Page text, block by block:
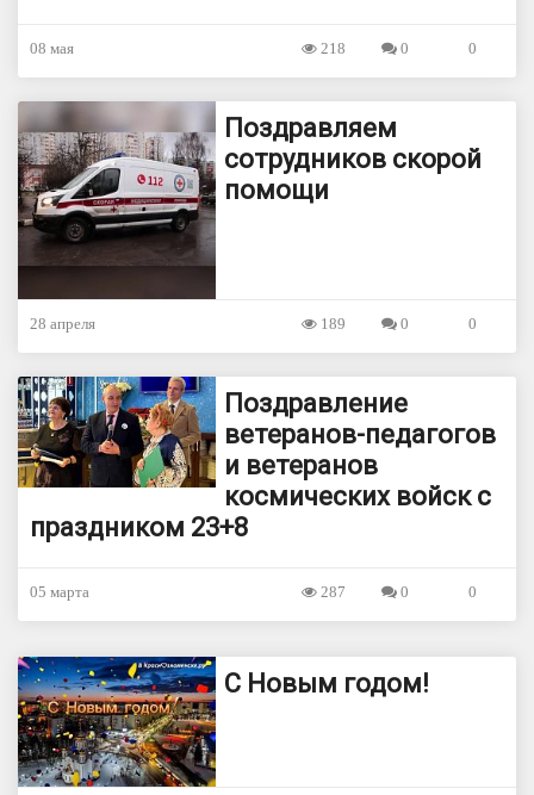
08 мая 0
0
218
Поздравляем
сотрудников скорой
помощи
28 апреля 0
0
189
Поздравление
ветеранов-педагогов
и ветеранов
космических войск с
праздником 23+8
05 марта 0
0
287
С Новым годом!